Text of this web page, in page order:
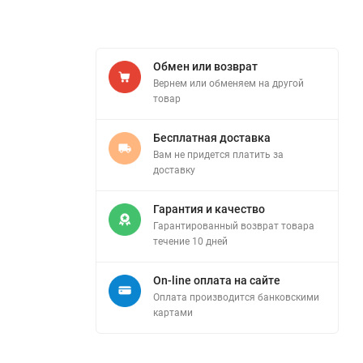
Обмен или возврат
Вернем или обменяем на другой
товар
Бесплатная доставка
Вам не придется платить за
доставку
Гарантия и качество
Гарантированный возврат товара
течение 10 дней
On-line оплата на сайте
Оплата производится банковскими
картами